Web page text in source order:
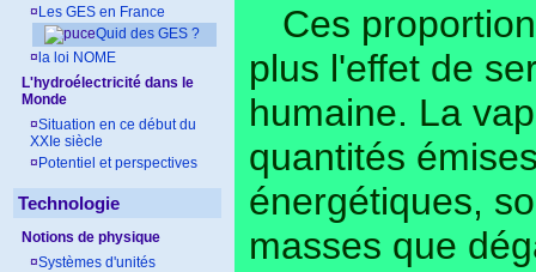
¤ Les GES en France
Quid des GES ?
¤ la loi NOME
L'hydroélectricité dans le
Monde
¤Situation en ce début du
XXIe siècle
¤ Potentiel et perspectives
Technologie
Notions de physique
¤Systèmes d'unités
Ces
plus l'effet de
humaine. La
quantités
énergétiques,
masses que